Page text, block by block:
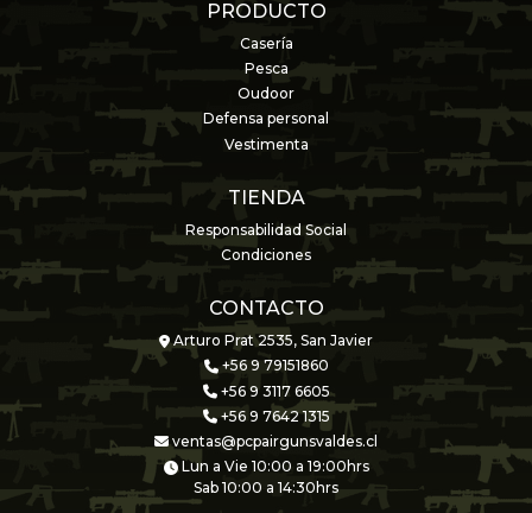
PRODUCTO
Casería
Pesca
Oudoor
Defensa personal
Vestimenta
TIENDA
Responsabilidad Social
Condiciones
CONTACTO
Arturo Prat 2535, San Javier
+56 9 79151860
+56 9 3117 6605
+56 9 7642 1315
ventas@pcpairgunsvaldes.cl
Lun a Vie 10:00 a 19:00hrs
Sab 10:00 a 14:30hrs